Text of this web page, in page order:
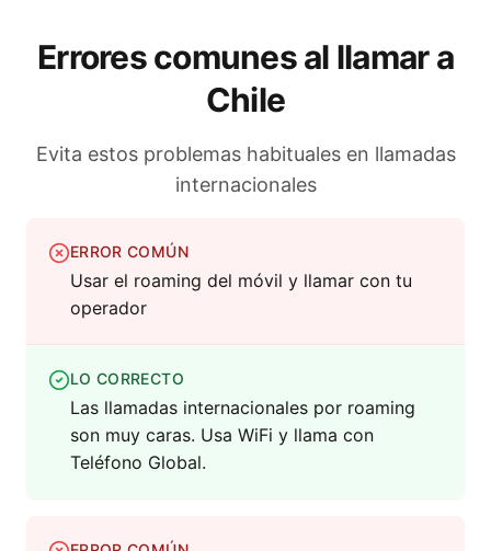
Errores comunes al llamar a
Chile
Evita estos problemas habituales en llamadas
internacionales
ERROR COMÚN
Usar el roaming del móvil y llamar con tu
operador
LO CORRECTO
Las llamadas internacionales por roaming
son muy caras. Usa WiFi y llama con
Teléfono Global.